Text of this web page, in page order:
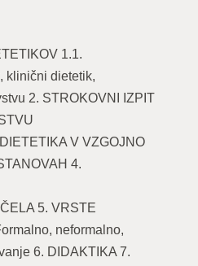
1.1.
klinični dietetik,
2. STROKOVNI IZPIT
V VZGOJNO
4.
5. VRSTE
neformalno,
6. DIDAKTIKA 7.